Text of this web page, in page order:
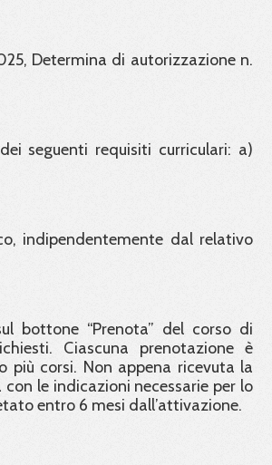
Determina di autorizzazione n.
seguenti requisiti curriculari: a)
indipendentemente dal relativo
bottone “Prenota” del corso di
Ciascuna prenotazione è
più corsi. Non appena ricevuta la
le indicazioni necessarie per lo
entro 6 mesi dall’attivazione.